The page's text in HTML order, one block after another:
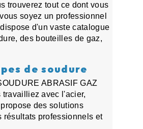
trouverez tout ce dont vous
soyez un professionnel
d'un vaste catalogue
des bouteilles de gaz,
de soudure
ABRASIF GAZ
travailliez avec l'acier,
des solutions
résultats professionnels et